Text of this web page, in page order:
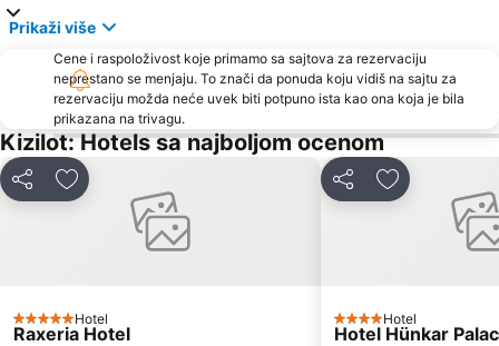
Prikaži više
Cene i raspoloživost koje primamo sa sajtova za rezervaciju
neprestano se menjaju. To znači da ponuda koju vidiš na sajtu za
rezervaciju možda neće uvek biti potpuno ista kao ona koja je bila
prikazana na trivagu.
Kizilot: Hotels sa najboljom ocenom
Deli Dodati u favorite
5 Zvezdice
Hotel
Raxeria Hotel
Deli Dodati u
4 Zvezdice
Hotel
Hotel Hünkar